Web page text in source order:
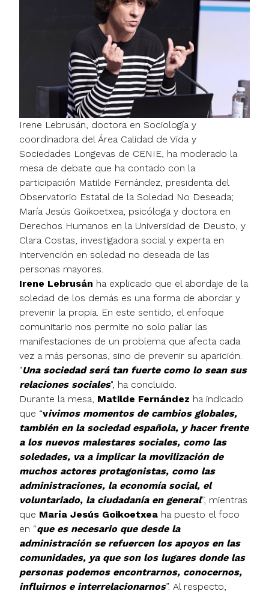
Irene Lebrusán, doctora en Sociología y
coordinadora del Área Calidad de Vida y
Sociedades Longevas de CENIE, ha moderado la
mesa de debate que ha contado con la
participación Matilde Fernández, presidenta del
Observatorio Estatal de la Soledad No Deseada;
María Jesús Goikoetxea, psicóloga y doctora en
Derechos Humanos en la Universidad de Deusto, y
Clara Costas, investigadora social y experta en
intervención en soledad no deseada de las
personas mayores.
Irene Lebrusán ha explicado que el abordaje de la
soledad de los demás es una forma de abordar y
prevenir la propia. En este sentido, el enfoque
comunitario nos permite no solo paliar las
manifestaciones de un problema que afecta cada
vez a más personas, sino de prevenir su aparición.
"Una sociedad será tan fuerte como lo sean sus
relaciones sociales", ha concluido.
Durante la mesa, Matilde Fernández ha indicado
que “vivimos momentos de cambios globales,
también en la sociedad española, y hacer frente
a los nuevos malestares sociales, como las
soledades, va a implicar la movilización de
muchos actores protagonistas, como las
administraciones, la economía social, el
voluntariado, la ciudadanía en general”, mientras
que María Jesús Goikoetxea ha puesto el foco
en “que es necesario que desde la
administración se refuercen los apoyos en las
comunidades, ya que son los lugares donde las
personas podemos encontrarnos, conocernos,
influirnos e interrelacionarnos”. Al respecto,